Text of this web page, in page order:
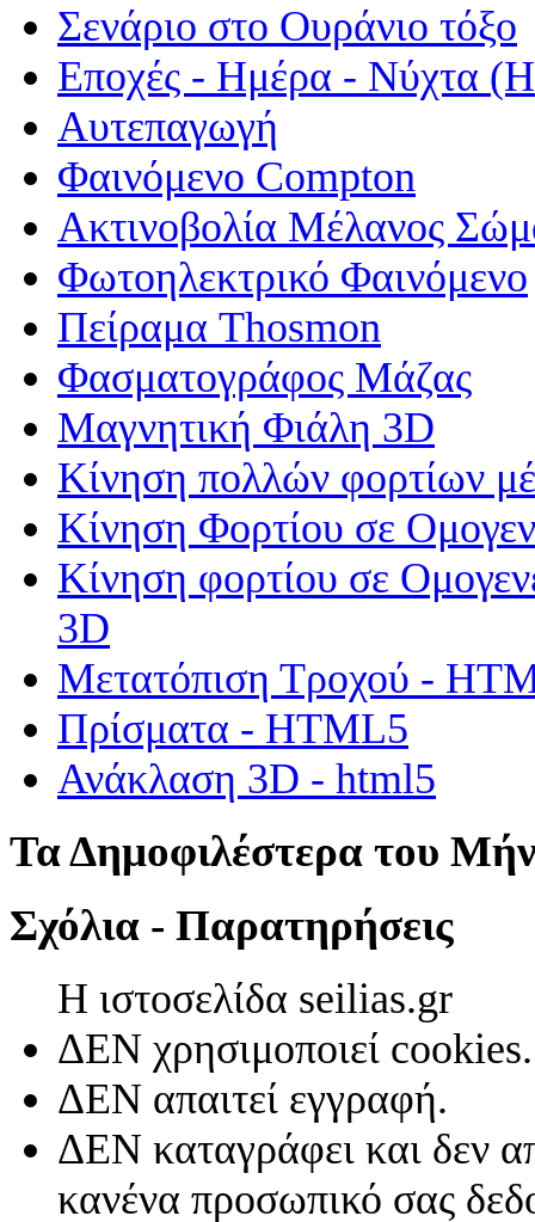
Σενάριο στο Ουράνιο τόξο
Εποχές - Ημέρα - Νύχτα
Αυτεπαγωγή
Φαινόμενο Compton
Ακτινοβολία Μέλανος
Φωτοηλεκτρικό Φαινόμενο
Πείραμα Thosmon
Φασματογράφος Μάζας
Μαγνητική Φιάλη 3D
Κίνηση πολλών φορτίων
Κίνηση Φορτίου σε
Κίνηση φορτίου σε
3D
Μετατόπιση Τροχού -
Πρίσματα - HTML5
Ανάκλαση 3D - html5
Τα Δημοφιλέστερα του
Σχόλια - Παρατηρήσεις
Η ιστοσελίδα seilias.gr
ΔΕΝ χρησιμοποιεί cookies.
ΔΕΝ απαιτεί εγγραφή.
ΔΕΝ καταγράφει και δεν
κανένα προσωπικό σας